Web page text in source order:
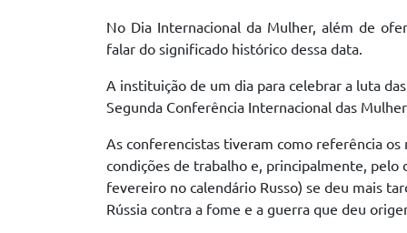
No Dia Internacional da Mulher, além de
falar do significado histórico dessa data.
A instituição de um dia para celebrar a luta
Segunda Conferência Internacional das
As conferencistas tiveram como referência
condições de trabalho e, principalmente, pelo
fevereiro no calendário Russo) se deu mais
Rússia contra a fome e a guerra que deu